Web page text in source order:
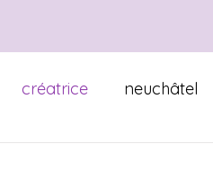
créatrice neuchâtel